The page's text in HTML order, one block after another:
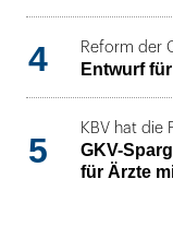
4 Reform der
Entwurf
5
KBV hat die
GKV-
für Ärzte